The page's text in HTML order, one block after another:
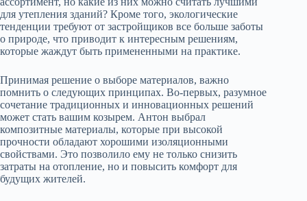
для утепления зданий? Кроме того, экологические
тенденции требуют от застройщиков все больше заботы
о природе, что приводит к интересным решениям,
которые жаждут быть примененными на практике.
Принимая решение о выборе материалов, важно
помнить о следующих принципах. Во-первых, разумное
сочетание традиционных и инновационных решений
может стать вашим козырем. Антон выбрал
композитные материалы, которые при высокой
прочности обладают хорошими изоляционными
свойствами. Это позволило ему не только снизить
затраты на отопление, но и повысить комфорт для
будущих жителей.